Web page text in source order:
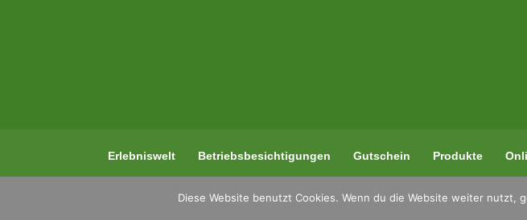
Erlebniswelt Betriebsbesichtigungen Gutschein Produkte
Diese Website benutzt Cookies. Wenn du die Website weiter nutzt,